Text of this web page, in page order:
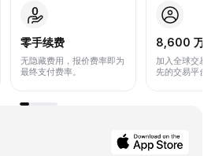
零手续费
无隐藏费用，报价费率即为
最终支付费率。
8,600 万+
加入全球交易
先的交易平台